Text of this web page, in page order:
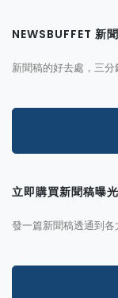
NEWSBUFFET 新
新聞稿的好去處，三分
立即購買新聞稿曝光
發一篇新聞稿透通到各